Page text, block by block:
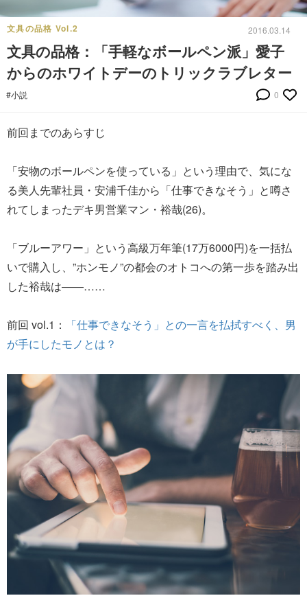
文具の品格 Vol.2 2016.03.14
文具の品格：「手軽なボールペン派」愛子
からのホワイトデーのトリックラブレター
#小説 0
前回までのあらすじ
「安物のボールペンを使っている」という理由で、気にな
る美人先輩社員・安浦千佳から「仕事できなそう」と噂さ
れてしまったデキ男営業マン・裕哉(26)。
「ブルーアワー」という高級万年筆(17万6000円)を一括払
いで購入し、”ホンモノ”の都会のオトコへの第一歩を踏み出
した裕哉は――……
前回 vol.1：
「仕事できなそう」との一言を払拭すべく、男
が手にしたモノとは？